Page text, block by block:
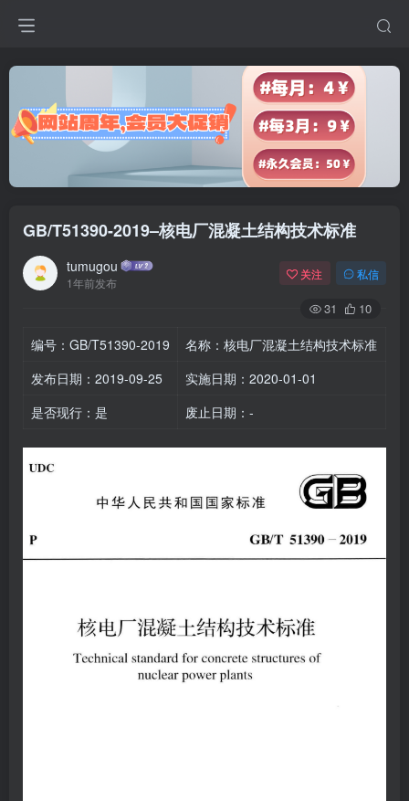
GB/T51390-2019–核电厂混凝土结构技术标准
tumugou
1年前发布
关注 私信
31 10
编号：GB/T51390-2019
名称：核电厂混凝土结构技术标准
发布日期：2019-09-25
实施日期：2020-01-01
是否现行：是
废止日期：-